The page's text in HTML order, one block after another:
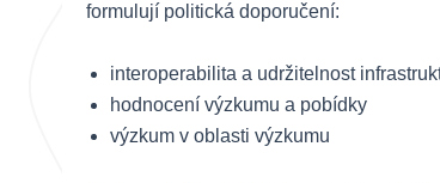
formulují politická doporučení:
interoperabilita a udržitelnost
hodnocení výzkumu a pobídky
výzkum v oblasti výzkumu